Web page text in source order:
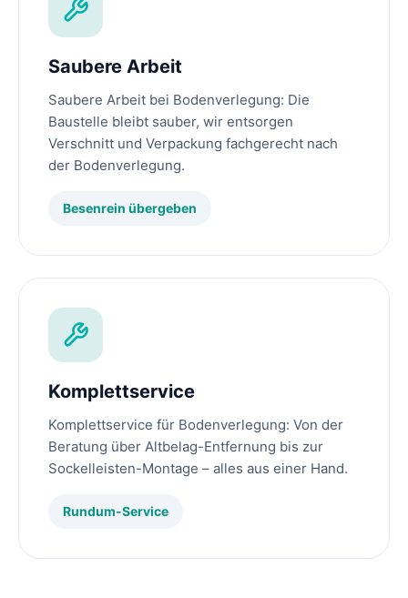
Saubere Arbeit
Saubere Arbeit bei Bodenverlegung: Die
Baustelle bleibt sauber, wir entsorgen
Verschnitt und Verpackung fachgerecht nach
der Bodenverlegung.
Besenrein übergeben
Komplettservice
Komplettservice für Bodenverlegung: Von der
Beratung über Altbelag-Entfernung bis zur
Sockelleisten-Montage – alles aus einer Hand.
Rundum-Service